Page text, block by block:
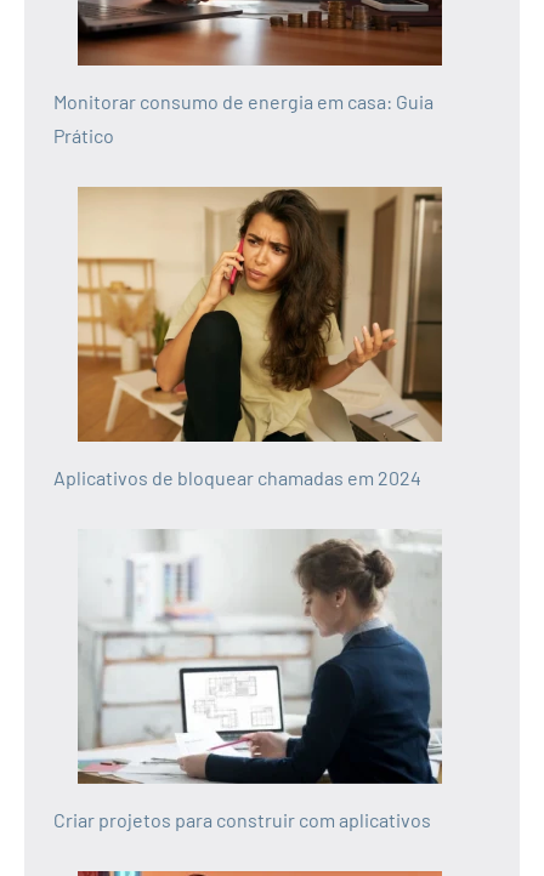
Monitorar consumo de energia em casa: Guia
Prático
Aplicativos de bloquear chamadas em 2024
Criar projetos para construir com aplicativos